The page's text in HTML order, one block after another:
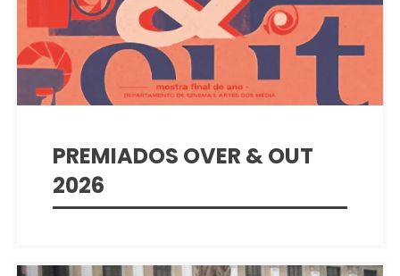
PREMIADOS OVER & OUT
2026